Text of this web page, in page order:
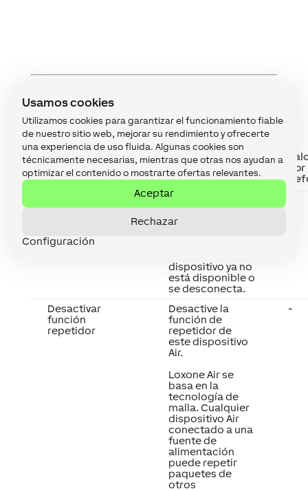
Usamos cookies
Utilizamos cookies para garantizar el funcionamiento fiable
de nuestro sitio web, mejorar su rendimiento y ofrecerte
una experiencia de uso fluida. Algunas cookies son
técnicamente necesarias, mientras que otras nos ayudan a
optimizar el contenido o mostrarte ofertas relevantes.
Aceptar
Rechazar
Configuración
Propiedades
Resumen Descripción
por
Si está marcado,
se le notificará a
través del Estado
dispositivo ya no
está disponible o
se desconecta.
Desactivar
función
repetidor
Desactive la
función de
repetidor de
este dispositivo
Air.
Loxone Air se
basa en la
tecnología de
malla. Cualquier
dispositivo Air
conectado a una
fuente de
alimentación
puede repetir
paquetes de
otros
-